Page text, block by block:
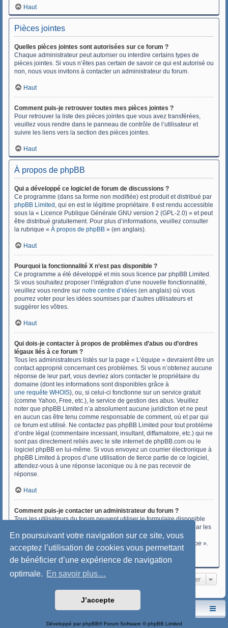
En poursuivant votre navigation sur ce site, vous
acceptez l’utilisation de cookies vous permettant
de bénéficier d’une expérience de navigation
optimale. En savoir plus…
J’accepte
Haut
Pièces jointes
Quelles pièces jointes sont autorisées sur ce forum ?
Chaque administrateur peut autoriser ou interdire certains types de
pièces jointes. Si vous n’êtes pas certain de savoir ce qui est autorisé ou
non, nous vous invitons à contacter un administrateur du forum.
Haut
Comment puis-je retrouver toutes mes pièces jointes ?
Pour retrouver la liste des pièces jointes que vous avez transférées,
veuillez vous rendre dans le panneau de contrôle de l’utilisateur et
suivre les liens vers la section des pièces jointes.
Haut
À propos de phpBB
Qui a développé ce logiciel de forum de discussions ?
Ce programme (dans sa forme non modifiée) est produit et distribué par
phpBB Limited , qui en est le légitime propriétaire. Il est rendu accessible
sous la « Licence Publique Générale GNU version 2 (GPL-2.0) » et peut
être distribué gratuitement. Pour plus d’informations, veuillez consulter
la rubrique « À propos de phpBB » (en anglais).
Haut
Pourquoi la fonctionnalité X n’est pas disponible ?
Ce programme a été développé et mis sous licence par phpBB Limited.
Si vous souhaitez proposer l’intégration d’une nouvelle fonctionnalité,
veuillez vous rendre sur notre centre d’idées (en anglais) où vous
pourrez voter pour les idées soumises par d’autres utilisateurs et
suggérer les vôtres.
Haut
Qui dois-je contacter à propos de problèmes d’abus ou d’ordres
légaux liés à ce forum ?
Tous les administrateurs listés sur la page « L’équipe » devraient être un
contact approprié concernant ces problèmes. Si vous n’obtenez aucune
réponse de leur part, vous devriez alors contacter le propriétaire du
domaine (dont les informations sont disponibles grâce à
une requête WHOIS), ou, si celui-ci fonctionne sur un service gratuit
(comme Yahoo, Free, etc.), le service de gestion des abus. Veuillez
noter que phpBB Limited n’a absolument aucune juridiction et ne peut
en aucun cas être tenu comme responsable de comment, où et par qui
ce forum est utilisé. Ne contactez pas phpBB Limited pour tout problème
d’ordre légal (commentaire incessant, insultant, diffamatoire, etc.) qui ne
sont pas directement reliés avec le site internet de phpBB.com ou le
logiciel phpBB en lui-même. Si vous envoyez un courrier électronique à
phpBB Limited à propos d’une utilisation de tierce partie de ce logiciel,
attendez-vous à une réponse laconique ou à ne pas recevoir de
réponse.
Haut
Comment puis-je contacter un administrateur du forum ?
Tous les utilisateurs du forum peuvent utiliser le formulaire disponible
sur le lien « Nous contacter » si cette fonctionnalité a été activée par les
administrateurs du forum.
Les membres du forum peuvent également utiliser le lien « L’équipe ».
Haut
Aller
Le site de l'AspryOK Le forum de la Yole-OK
Développé par phpBB® Forum Software © phpBB Limited